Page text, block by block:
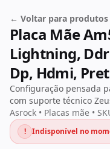
Placa de vídeo
Placa-mãe
SSD/HD
PC Gamer
← Voltar para produtos
Placa Mãe
Lightning,
Dp, Hdmi,
Configuração pensada
com suporte técnico
Asrock • Placas mãe •
! Indisponível no